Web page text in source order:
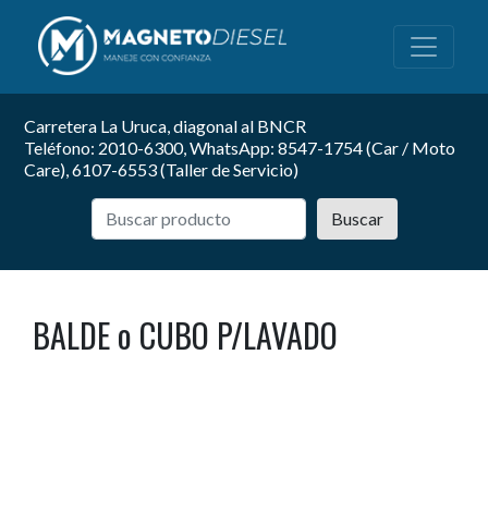
Carretera La Uruca, diagonal al BNCR
Teléfono: 2010-6300, WhatsApp: 8547-1754 (Car / Moto
Care), 6107-6553 (Taller de Servicio)
Buscar
BALDE o CUBO P/LAVADO